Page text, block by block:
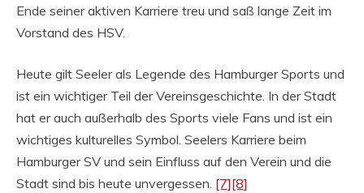
Ende seiner aktiven Karriere treu und saß lange Zeit im
Vorstand des HSV.
Heute gilt Seeler als Legende des Hamburger Sports und
ist ein wichtiger Teil der Vereinsgeschichte. In der Stadt
hat er auch außerhalb des Sports viele Fans und ist ein
wichtiges kulturelles Symbol. Seelers Karriere beim
Hamburger SV und sein Einfluss auf den Verein und die
Stadt sind bis heute unvergessen. [7][8]